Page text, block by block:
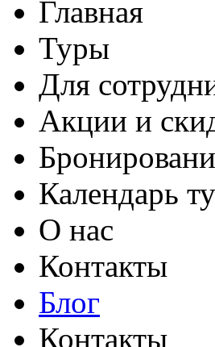
Главная
Туры
Для
Акции и
Календарь
О нас
Контакты
Блог
Контакты